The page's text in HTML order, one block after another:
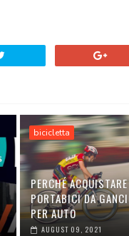
bicicletta
PERCHÉ
PORTABICI DA
PER AUTO
AUGUST 09, 2021